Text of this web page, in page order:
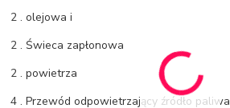
2 . olejowa i
2 . Świeca zapłonowa
2 . powietrza
4 . Przewód odpowietrzający źródło